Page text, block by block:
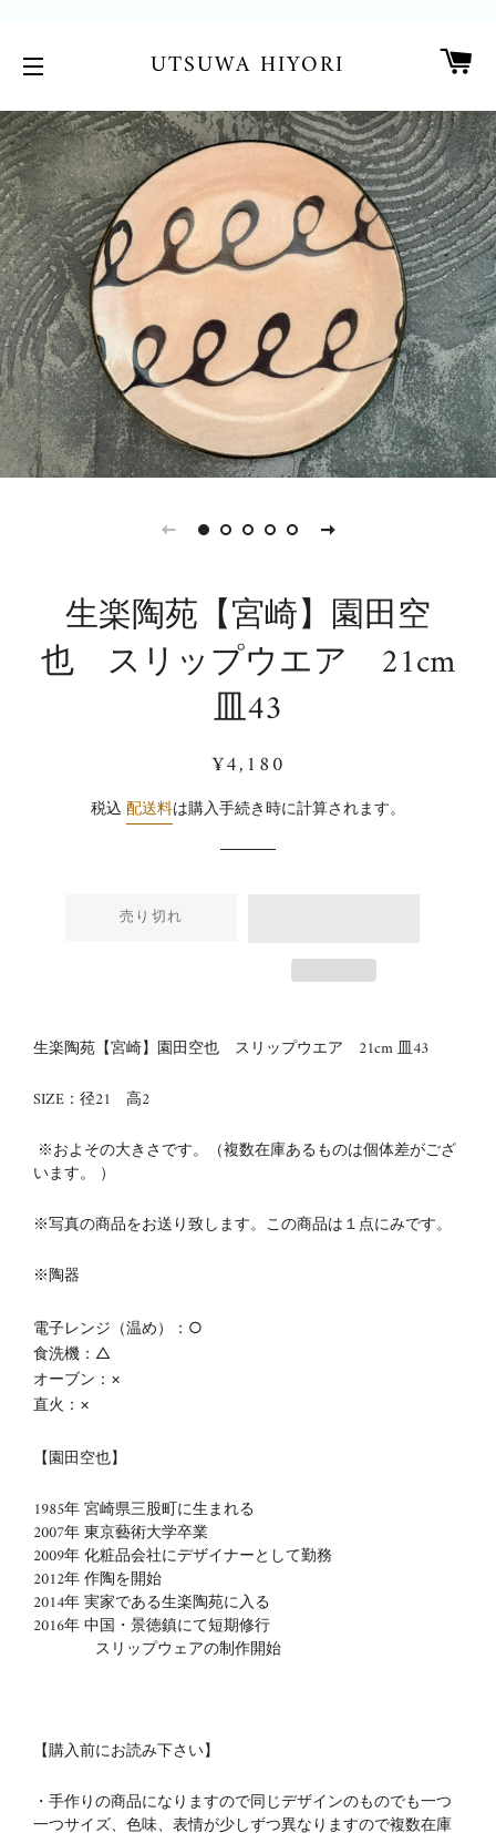
UTSUWA HIYORI
生楽陶苑【宮崎】園田空
也 スリップウエア 21cm
皿43
通
価
販
価
¥4,180
税込 配送料は購入手続き時に計算されます。
売り切れ
生楽陶苑【宮崎】園田空也 スリップウエア 21cm 皿43
SIZE：径21 高2
※およその大きさです。（複数在庫あるものは個体差がござ
います。 ）
※写真の商品をお送り致します。この商品は１点にみです。
※陶器
電子レンジ（温め）：○
食洗機：△
オーブン：×
直火：×
【園田空也】
1985年 宮崎県三股町に生まれる
2007年 東京藝術大学卒業
2009年 化粧品会社にデザイナーとして勤務
2012年 作陶を開始
2014年 実家である生楽陶苑に入る
2016年 中国・景徳鎮にて短期修行
スリップウェアの制作開始
【購入前にお読み下さい】
・手作りの商品になりますので同じデザインのものでも一つ
一つサイズ、色味、表情が少しずつ異なりますので複数在庫